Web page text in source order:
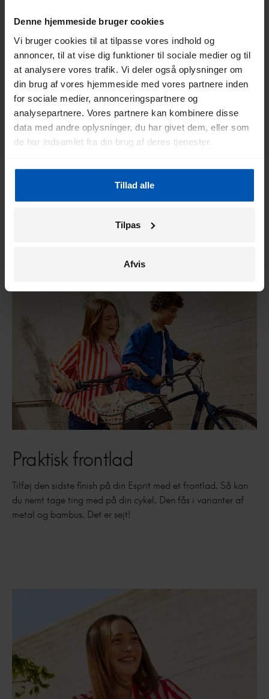
Denne hjemmeside bruger cookies
Vi bruger cookies til at tilpasse vores indhold og
annoncer, til at vise dig funktioner til sociale medier og til
at analysere vores trafik. Vi deler også oplysninger om
din brug af vores hjemmeside med vores partnere inden
for sociale medier, annonceringspartnere og
analysepartnere. Vores partnere kan kombinere disse
data med andre oplysninger, du har givet dem, eller som
de har indsamlet fra din brug af deres tjenester.
Tillad alle
Tilpas
Afvis
Lav Høj
9.999 kr.
SE ALLE SPECIFIKATIONER
Robust og problemfri
og en integreret forlygte. Sikker og praktisk: Esprit-
Praktisk frontlad
Tilføj den sidste finish på din Esprit med et frontlad. Så kan
du nemt tage ting med på din cykel. Den fås i varianter af
metal og bambus. Det er sejt!